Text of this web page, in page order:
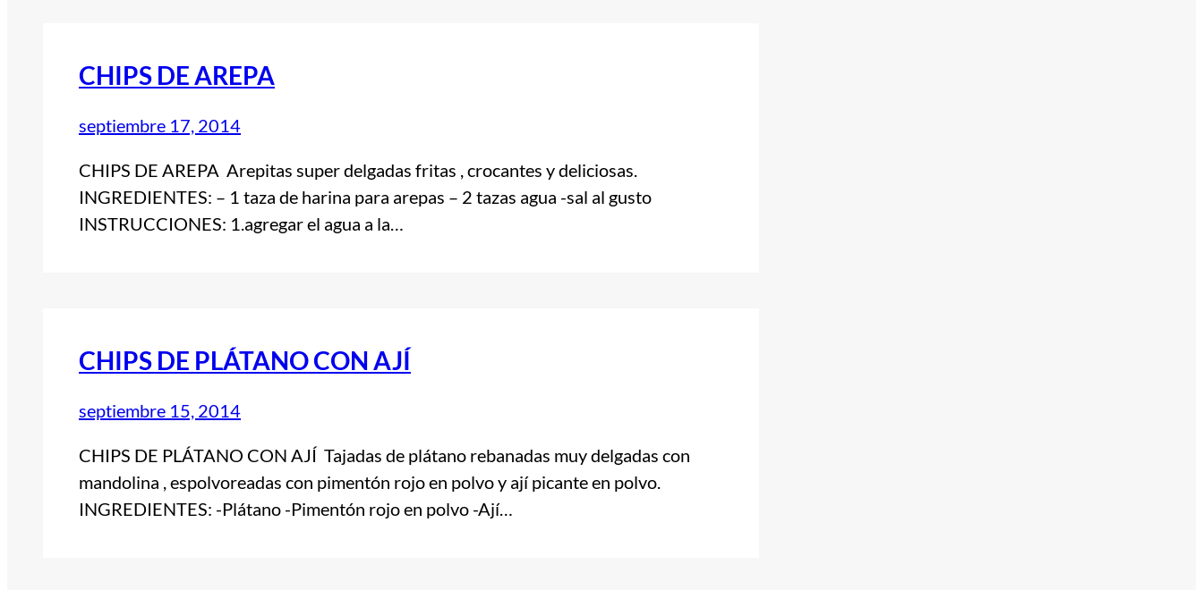
CHIPS DE AREPA
septiembre 17, 2014
CHIPS DE AREPA Arepitas super delgadas fritas , crocantes y deliciosas.
INGREDIENTES: – 1 taza de harina para arepas – 2 tazas agua -sal al gusto
INSTRUCCIONES: 1.agregar el agua a la…
CHIPS DE PLÁTANO CON AJÍ
septiembre 15, 2014
CHIPS DE PLÁTANO CON AJÍ Tajadas de plátano rebanadas muy delgadas con
mandolina , espolvoreadas con pimentón rojo en polvo y ají picante en polvo.
INGREDIENTES: -Plátano -Pimentón rojo en polvo -Ají…